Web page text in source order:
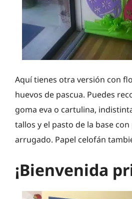
Aquí tienes otra versión con
huevos de pascua. Puedes
goma eva o cartulina,
tallos y el pasto de la base
arrugado. Papel celofán
¡Bienvenida